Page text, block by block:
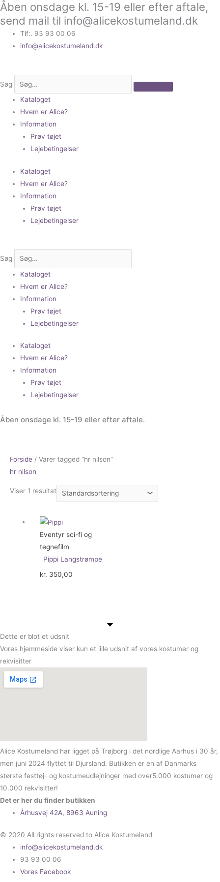
Gå
til
indholdet
Åben onsdage kl. 15-19 eller efter aftale,
send mail til info@alicekostumeland.dk
Tlf:. 93 93 00 06
info@alicekostumeland.dk
Søg
Kataloget
Hvem er Alice?
Information
Prøv tøjet
Lejebetingelser
Kataloget
Hvem er Alice?
Information
Prøv tøjet
Lejebetingelser
Søg
Kataloget
Hvem er Alice?
Information
Prøv tøjet
Lejebetingelser
Kataloget
Hvem er Alice?
Information
Prøv tøjet
Lejebetingelser
Åben onsdage kl. 15-19 eller efter aftale.
Forside / Varer tagged “hr nilson”
hr nilson
Viser 1 resultat
Eventyr sci-fi og
tegnefilm
Pippi Langstrømpe
kr. 350,00
Dette er blot et udsnit
Vores hjemmeside viser kun et lille udsnit af vores kostumer og
rekvisitter
Alice Kostumeland har ligget på Trøjborg i det nordlige Aarhus i 30 år,
men juni 2024 flyttet til Djursland. Butikken er en af Danmarks
største festtøj- og kostumeudlejninger med over5.000 kostumer og
10.000 rekvisitter!
Det er her du finder butikken
Århusvej 42A, 8963 Auning
© 2020 All rights reserved to Alice Kostumeland
info@alicekostumeland.dk
93 93 00 06
Vores Facebook